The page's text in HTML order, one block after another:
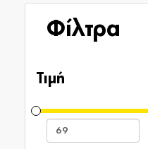
Φίλτρα
Τιμή